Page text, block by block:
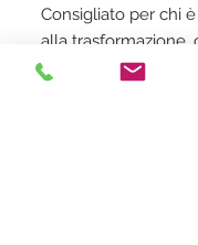
Consigliato per chi
alla trasformazione,
sapori esotici.